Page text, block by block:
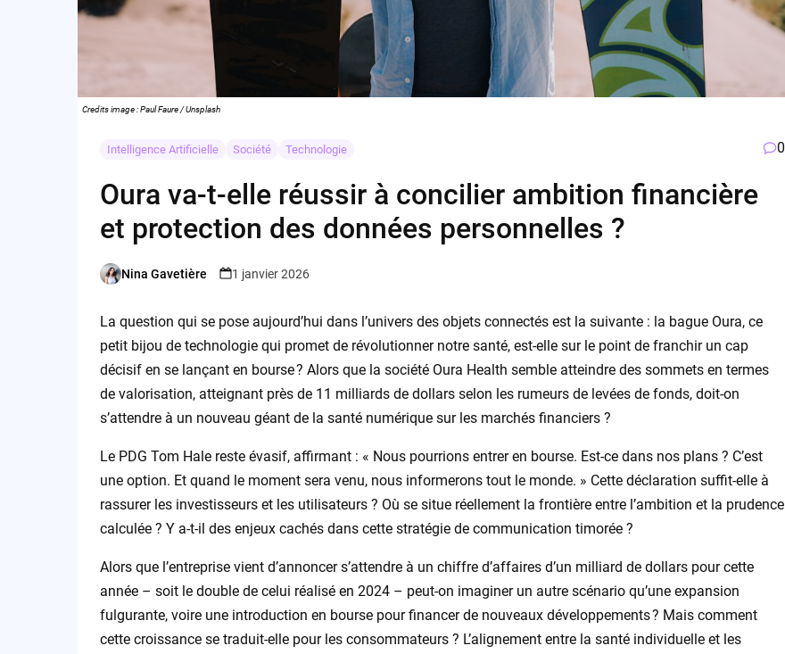
Credits image : Paul Faure / Unsplash
Intelligence Artificielle Société Technologie 0
Oura va-t-elle réussir à concilier ambition financière
et protection des données personnelles ?
Posted
Nina Gavetière 1 janvier 2026
La question qui se pose aujourd’hui dans l’univers des objets connectés est la suivante : la bague Oura, ce
petit bijou de technologie qui promet de révolutionner notre santé, est-elle sur le point de franchir un cap
décisif en se lançant en bourse ? Alors que la société Oura Health semble atteindre des sommets en termes
de valorisation, atteignant près de 11 milliards de dollars selon les rumeurs de levées de fonds, doit-on
s’attendre à un nouveau géant de la santé numérique sur les marchés financiers ?
Le PDG Tom Hale reste évasif, affirmant : « Nous pourrions entrer en bourse. Est-ce dans nos plans ? C’est
une option. Et quand le moment sera venu, nous informerons tout le monde. » Cette déclaration suffit-elle à
rassurer les investisseurs et les utilisateurs ? Où se situe réellement la frontière entre l’ambition et la prudence
calculée ? Y a-t-il des enjeux cachés dans cette stratégie de communication timorée ?
Alors que l’entreprise vient d’annoncer s’attendre à un chiffre d’affaires d’un milliard de dollars pour cette
année – soit le double de celui réalisé en 2024 – peut-on imaginer un autre scénario qu’une expansion
fulgurante, voire une introduction en bourse pour financer de nouveaux développements ? Mais comment
cette croissance se traduit-elle pour les consommateurs ? L’alignement entre la santé individuelle et les